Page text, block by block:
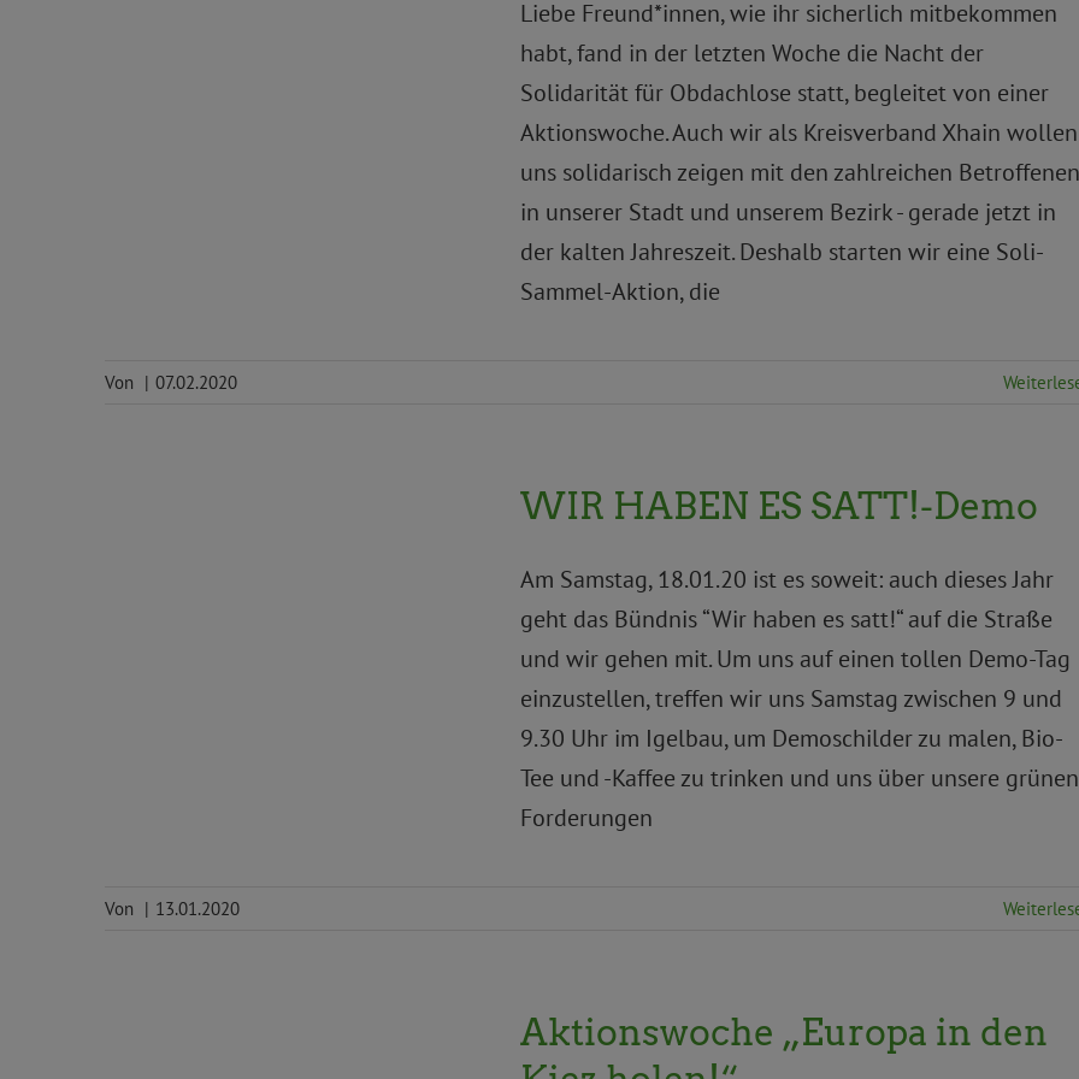
Liebe Freund*innen, wie ihr sicherlich mitbekommen
habt, fand in der letzten Woche die Nacht der
Solidarität für Obdachlose statt, begleitet von einer
Aktionswoche. Auch wir als Kreisverband Xhain wollen
uns solidarisch zeigen mit den zahlreichen Betroffenen
in unserer Stadt und unserem Bezirk - gerade jetzt in
der kalten Jahreszeit. Deshalb starten wir eine Soli-
Sammel-Aktion, die
Von | 07.02.2020
WIR HABEN ES SATT!-Demo
Am Samstag, 18.01.20 ist es soweit: auch dieses Jahr
geht das Bündnis “Wir haben es satt!“ auf die Straße
und wir gehen mit. Um uns auf einen tollen Demo-Tag
einzustellen, treffen wir uns Samstag zwischen 9 und
9.30 Uhr im Igelbau, um Demoschilder zu malen, Bio-
Tee und -Kaffee zu trinken und uns über unsere grünen
Forderungen
Von | 13.01.2020
Aktionswoche „Europa in den